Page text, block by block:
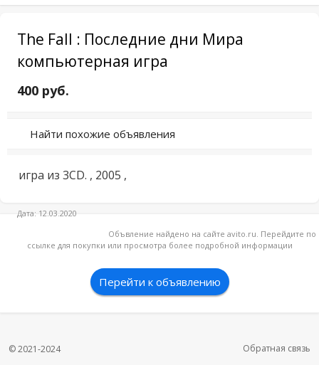
The Fall : Последние дни Мира
компьютерная игра
400 руб.
Найти похожие объявления
игра из 3CD. , 2005 ,
Дата: 12.03.2020
Объвление найдено на сайте avito.ru. Перейдите по
ссылке для покупки или просмотра более подробной информации
Перейти к объявлению
© 2021-2024 Обратная связь